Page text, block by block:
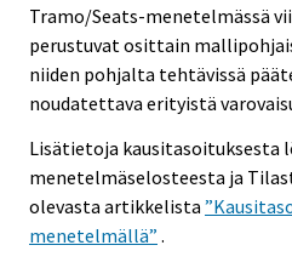
Tramo/Seats-menetelmässä
perustuvat osittain
niiden pohjalta tehtävissä
noudatettava erityistä
Lisätietoja kausitasoituksesta
menetelmäselosteesta ja
olevasta artikkelista
menetelmällä” .